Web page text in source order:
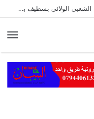
سفيان بوعنداس رئيسًا جديدًا للمجلس الشعبي الولائي بسطيف بالأغلبية